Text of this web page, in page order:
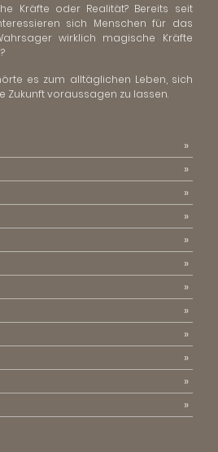
Kräfte oder Realität? Bereits seit
sich Menschen für das
wirklich magische Kräfte
es zum alltäglichen Leben, sich
Zukunft voraussagen zu lassen.